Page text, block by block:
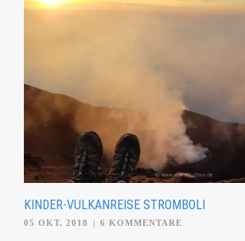
KINDER-VULKANREISE STROMBOLI
05 OKT. 2018 6 KOMMENTARE